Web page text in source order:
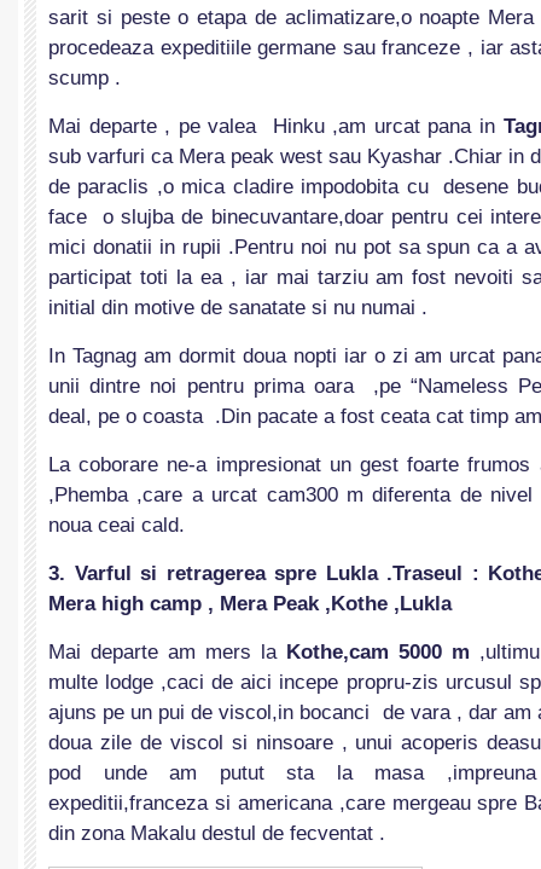
sarit si peste o etapa de aclimatizare,o noapte
procedeaza expeditiile germane sau franceze , iar
scump .
Mai departe , pe valea Hinku ,am urcat pana in
sub varfuri ca Mera peak west sau Kyashar .Chiar in
de paraclis ,o mica cladire impodobita cu desene
face o slujba de binecuvantare,doar pentru cei
mici donatii in rupii .Pentru noi nu pot sa spun ca a
participat toti la ea , iar mai tarziu am fost nevoiti
initial din motive de sanatate si nu numai .
In Tagnag am dormit doua nopti iar o zi am urcat
unii dintre noi pentru prima oara ,pe “Nameless
deal, pe o coasta .Din pacate a fost ceata cat timp
La coborare ne-a impresionat un gest foarte frumos
,Phemba ,care a urcat cam300 m diferenta de
noua ceai cald.
3. Varful si retragerea spre Lukla .Traseul :
Mera high camp , Mera Peak ,Kothe ,Lukla
Mai departe am mers laKothe,cam 5000 m
multe lodge ,caci de aici incepe propru-zis urcusul
ajuns pe un pui de viscol,in bocanci de vara , dar am
doua zile de viscol si ninsoare , unui acoperis
pod unde am putut sta la masa
expeditii,franceza si americana ,care mergeau spre
din zona Makalu destul de fecventat .